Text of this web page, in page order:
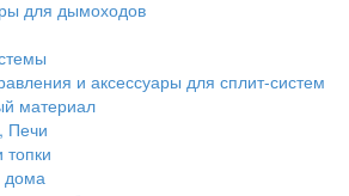
для дымоходов
и аксессуары для сплит-систем
материал
Печи
дома